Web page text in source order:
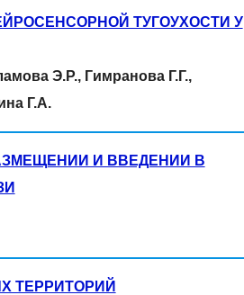
ТУГОУХОСТИ У
Э.Р., Гимранова Г.Г.,
Г.А.
И ВВЕДЕНИИ В
ТЕРРИТОРИЙ